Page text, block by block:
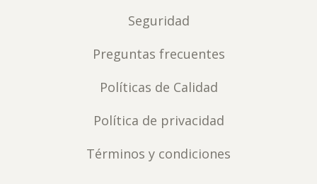
Seguridad
Preguntas frecuentes
Políticas de Calidad
Política de privacidad
Términos y condiciones